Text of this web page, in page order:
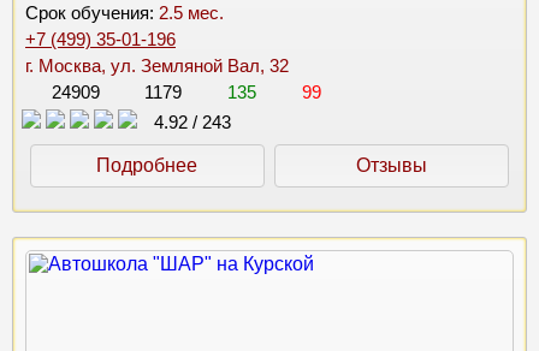
Срок обучения: 2.5 мес.
+7 (499) 35-01-196
г. Москва, ул. Земляной Вал, 32
24909
1179 135
99
4.92 / 243
Подробнее Отзывы